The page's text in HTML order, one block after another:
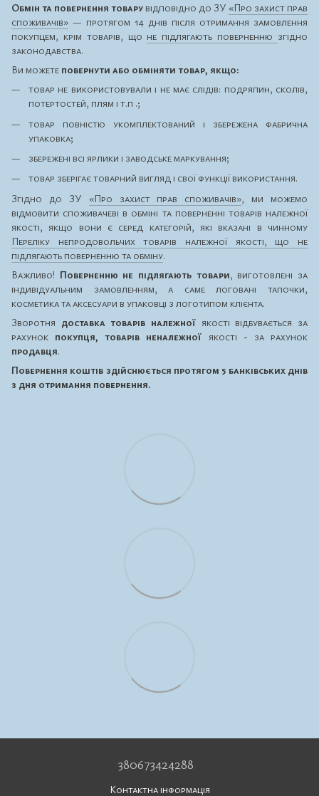
Обмін та повернення товару відповідно до ЗУ «Про захист прав
споживачів» — протягом 14 днів після отримання замовлення
покупцем, крім товарів, що не підлягають поверненню згідно
законодавства.
Ви можете повернути або обміняти товар, якщо:
товар не використовували і не має слідів: подряпин, сколів,
потертостей, плям і т.п .;
товар повністю укомплектований і збережена фабрична
упаковка;
збережені всі ярлики і заводське маркування;
товар зберігає товарний вигляд і свої функції використання.
Згідно до ЗУ «Про захист прав споживачів», ми можемо
відмовити споживачеві в обміні та поверненні товарів належної
якості, якщо вони є серед категорій, які вказані в чинному
Переліку непродовольчих товарів належної якості, що не
підлягають поверненню та обміну.
Важливо! Поверненню не підлягають товари, виготовлені за
індивідуальним замовленням, а саме логовані тапочки,
косметика та аксесуари в упаковці з логотипом клієнта.
Зворотня доставка товарів належної якості відбувається за
рахунок покупця, товарів неналежної якості - за рахунок
продавця.
Повернення коштів здійснюється протягом 5 банківських днів
з дня отримання повернення.
380673424288
Контактна інформація